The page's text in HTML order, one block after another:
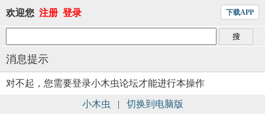
欢迎您 注册 登录 下载APP
消息提示
对不起，您需要登录小木虫论坛才能进行本操作
小木虫 | 切换到电脑版